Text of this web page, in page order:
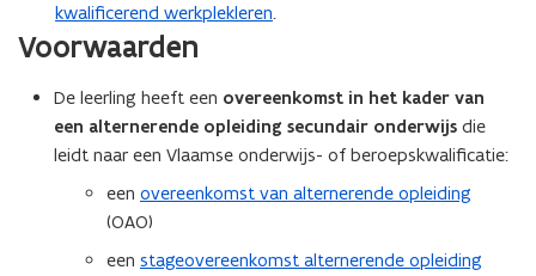
kwalificerend werkplekleren.
Voorwaarden
De leerling heeft een overeenkomst in het kader van
een alternerende opleiding secundair onderwijs die
leidt naar een Vlaamse onderwijs- of beroepskwalificatie:
een overeenkomst van alternerende opleiding
(OAO)
een stageovereenkomst alternerende opleiding